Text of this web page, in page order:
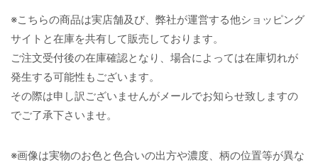
※こちらの商品は実店舗及び、弊社が運営する他ショッピング
サイトと在庫を共有して販売しております。
ご注文受付後の在庫確認となり、場合によっては在庫切れが
発生する可能性もございます。
その際は申し訳ございませんがメールでお知らせ致しますの
でご了承下さいませ。
※画像は実物のお色と色合いの出方や濃度、柄の位置等が異な